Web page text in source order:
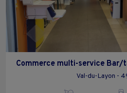
Commerce multi-service
Val-du-Layon -